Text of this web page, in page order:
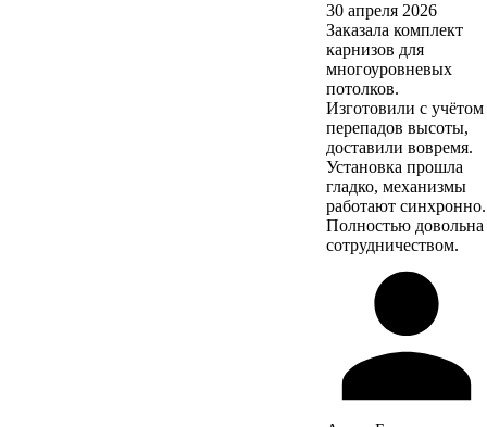
30 апреля 2026
Заказала комплект
карнизов для
многоуровневых
потолков.
Изготовили с учётом
перепадов высоты,
доставили вовремя.
Установка прошла
гладко, механизмы
работают синхронно.
Полностью довольна
сотрудничеством.